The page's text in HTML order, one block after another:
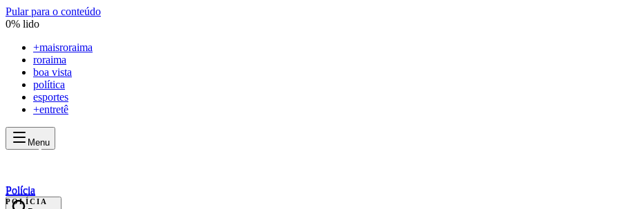
Pular para o conteúdo
0% lido
+maisroraima
roraima
boa vista
política
esportes
+entretê
Menu
maisroraima
Polícia
Polícia
POLÍCIA